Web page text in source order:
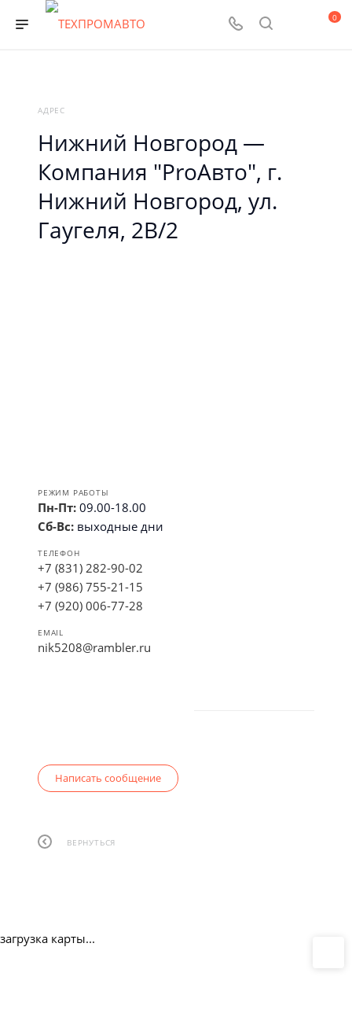
0
АДРЕС
Нижний Новгород —
Компания "ProAвто", г.
Нижний Новгород, ул.
Гаугеля, 2В/2
РЕЖИМ РАБОТЫ
Пн-Пт: 09.00-18.00
Сб-Вс: выходные дни
ТЕЛЕФОН
+7 (831) 282-90-02
+7 (986) 755-21-15
+7 (920) 006-77-28
EMAIL
nik5208@rambler.ru
Написать сообщение
ВЕРНУТЬСЯ
загрузка карты...